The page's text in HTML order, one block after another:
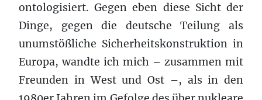
ontologisiert. Gegen eben diese Sicht der
Dinge, gegen die deutsche Teilung als
unumstößliche Sicherheitskonstruktion in
Europa, wandte ich mich – zusammen mit
Freunden in West und Ost –, als in den